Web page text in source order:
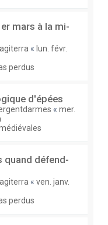
mars à la mi-
« lun. févr.
perdus
d'épées
« mer.
quand défend-
« ven. janv.
perdus